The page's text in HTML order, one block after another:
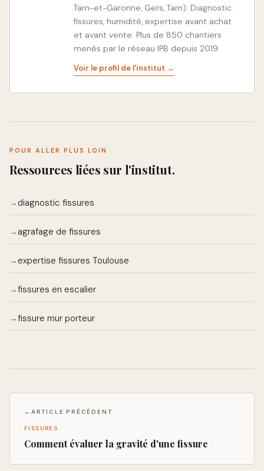
Tarn-et-Garonne, Gers, Tarn). Diagnostic :
fissures, humidité, expertise avant achat
et avant vente. Plus de 850 chantiers
menés par le réseau IPB depuis 2019.
Voir le profil de l'institut →
POUR ALLER PLUS LOIN
Ressources liées sur l'institut.
→ diagnostic fissures
→ agrafage de fissures
→ expertise fissures Toulouse
→fissures en escalier
→fissure mur porteur
← ARTICLE PRÉCÉDENT
FISSURES
Comment évaluer la gravité d'une fissure